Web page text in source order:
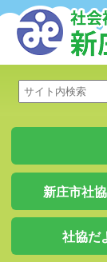
新庄市社
社協だ